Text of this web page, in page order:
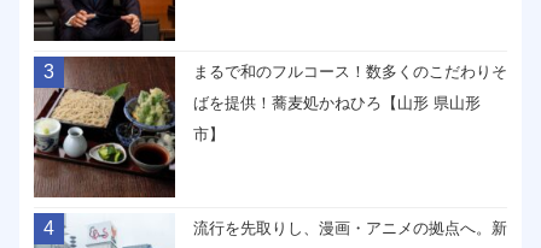
3
まるで和のフルコース！数多くのこだわりそ
ばを提供！蕎麦処かねひろ【山形 県山形
市】
4
流行を先取りし、漫画・アニメの拠点へ。新